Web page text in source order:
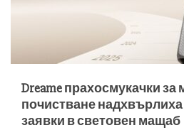
Dreame прахосмукачки за
почистване надхвърлиха
заявки в световен мащаб